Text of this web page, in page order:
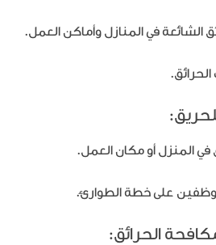
الشائعة في المنازل وأماكن العمل.
المنزل أو مكان العمل.
على خطة الطوارئ.
الحرائق: